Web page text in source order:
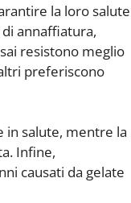
la loro salute
annaffiatura,
resistono meglio
preferiscono
in salute, mentre la
Infine,
causati da gelate